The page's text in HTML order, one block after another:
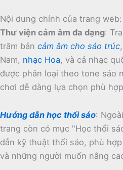
Nội dung chính của trang web:
Thư viện cảm âm đa dạng:
trăm bản cảm âm cho sáo trúc
Nam, nhạc Hoa, và cả nhạc
được phân loại theo tone sáo
chơi dễ dàng lựa chọn phù
Hướng dẫn học thổi sáo:
trang còn có mục "Học thổi
dẫn kỹ thuật thổi sáo, phù
và những người muốn nâng